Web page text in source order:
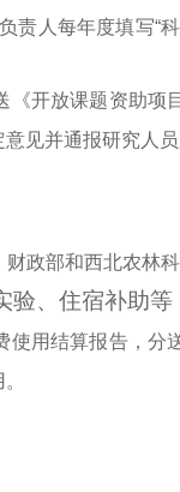
责人每年度填写“
开放课题资助
见并通报研究人员
政部和西北农林
、住宿补助
用结算报告，